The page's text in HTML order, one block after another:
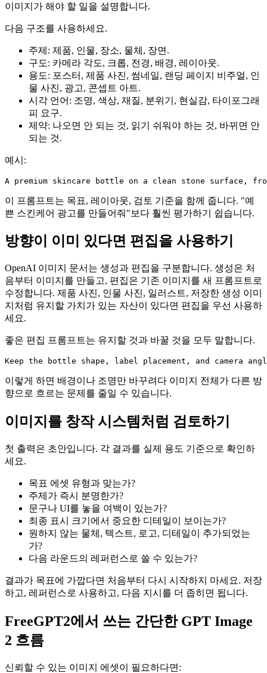
이미지가 해야 할 일을 설명합니다.
다음 구조를 사용하세요.
주제: 제품, 인물, 장소, 물체, 장면.
구도: 카메라 각도, 크롭, 전경, 배경, 레이아웃.
용도: 포스터, 제품 사진, 썸네일, 랜딩 페이지 비주얼, 인
물 사진, 광고, 콘셉트 아트.
시각 언어: 조명, 색상, 재질, 분위기, 현실감, 타이포그래
피 요구.
제약: 나오면 안 되는 것, 읽기 쉬워야 하는 것, 바뀌면 안
되는 것.
예시:
A premium skincare bottle on a clean stone surface,
이 프롬프트는 목표, 레이아웃, 검토 기준을 함께 줍니다. "예
쁜 스킨케어 광고를 만들어줘"보다 훨씬 평가하기 쉽습니다.
방향이 이미 있다면 편집을 사용하기
OpenAI 이미지 문서는 생성과 편집을 구분합니다. 생성은 처
음부터 이미지를 만들고, 편집은 기존 이미지를 새 프롬프트로
수정합니다. 제품 사진, 인물 사진, 일러스트, 저장한 생성 이미
지처럼 유지할 가치가 있는 자산이 있다면 편집을 우선 사용하
세요.
좋은 편집 프롬프트는 유지할 것과 바꿀 것을 모두 말합니다.
Keep the bottle shape, label placement, and camera
이렇게 하면 배경이나 조명만 바꾸려다 이미지 전체가 다른 방
향으로 흐르는 문제를 줄일 수 있습니다.
이미지를 창작 시스템처럼 검토하기
첫 출력은 초안입니다. 각 결과를 실제 용도 기준으로 확인하
세요.
목표 에셋 유형과 맞는가?
주제가 즉시 분명한가?
문구나 UI를 놓을 여백이 있는가?
최종 표시 크기에서 중요한 디테일이 보이는가?
원하지 않는 물체, 텍스트, 로고, 디테일이 추가되었는
가?
다음 라운드의 레퍼런스로 쓸 수 있는가?
결과가 목표에 가깝다면 처음부터 다시 시작하지 마세요. 저장
하고, 레퍼런스로 사용하고, 다음 지시를 더 좁히면 됩니다.
FreeGPT2에서 쓰는 간단한 GPT Image
2 흐름
신뢰할 수 있는 이미지 에셋이 필요하다면: